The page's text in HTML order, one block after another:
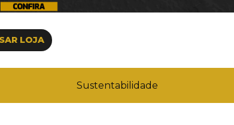
LOJA
Sustentabilidade